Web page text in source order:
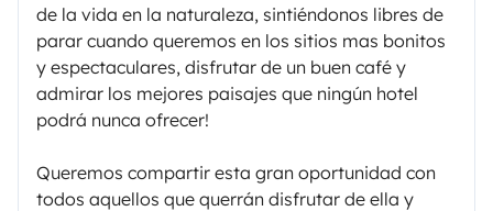
de la vida en la naturaleza, sintiéndonos libres de
parar cuando queremos en los sitios mas bonitos
y espectaculares, disfrutar de un buen café y
admirar los mejores paisajes que ningún hotel
podrá nunca ofrecer!
Queremos compartir esta gran oportunidad con
todos aquellos que querrán disfrutar de ella y